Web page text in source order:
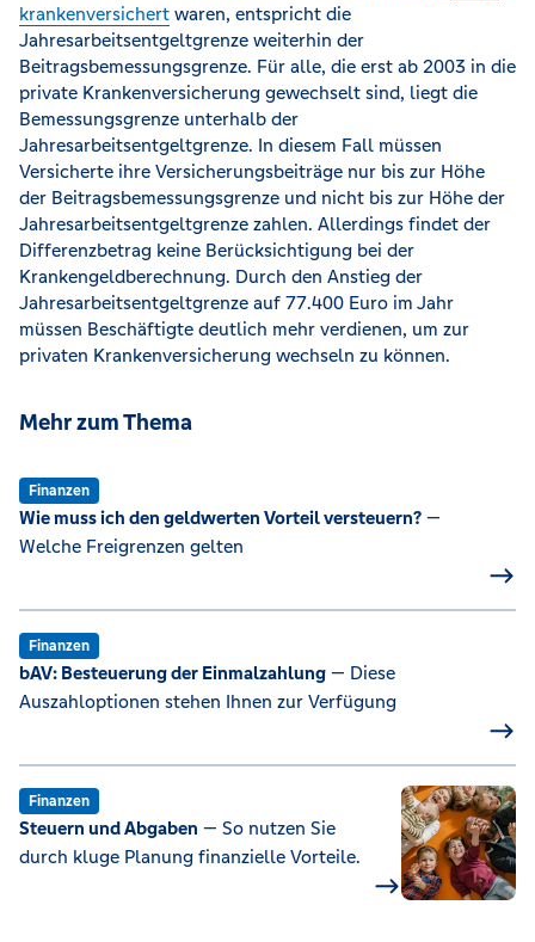
krankenversichert waren, entspricht die
Jahresarbeitsentgeltgrenze weiterhin der
Beitragsbemessungsgrenze. Für alle, die erst ab 2003 in die
private Krankenversicherung gewechselt sind, liegt die
Bemessungsgrenze unterhalb der
Jahresarbeitsentgeltgrenze. In diesem Fall müssen
Versicherte ihre Versicherungsbeiträge nur bis zur Höhe
der Beitragsbemessungsgrenze und nicht bis zur Höhe der
Jahresarbeitsentgeltgrenze zahlen. Allerdings findet der
Differenzbetrag keine Berücksichtigung bei der
Krankengeldberechnung. Durch den Anstieg der
Jahresarbeitsentgeltgrenze auf 77.400 Euro im Jahr
müssen Beschäftigte deutlich mehr verdienen, um zur
privaten Krankenversicherung wechseln zu können.
Mehr zum Thema
Finanzen
Wie muss ich den geldwerten Vorteil versteuern? —
Welche Freigrenzen gelten
Finanzen
bAV: Besteuerung der Einmalzahlung — Diese
Auszahloptionen stehen Ihnen zur Verfügung
Finanzen
Steuern und Abgaben — So nutzen Sie
durch kluge Planung finanzielle Vorteile.